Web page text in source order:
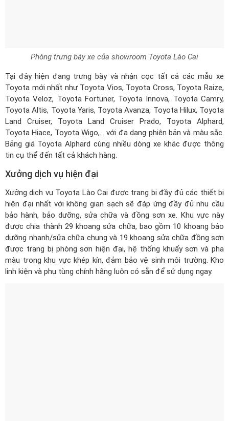
Phòng trưng bày xe của showroom Toyota Lào Cai
Tại đây hiện đang trưng bày và nhận cọc tất cả các mẫu xe
Toyota mới nhất như Toyota Vios, Toyota Cross, Toyota Raize,
Toyota Veloz, Toyota Fortuner, Toyota Innova, Toyota Camry,
Toyota Altis, Toyota Yaris, Toyota Avanza, Toyota Hilux, Toyota
Land Cruiser, Toyota Land Cruiser Prado, Toyota Alphard,
Toyota Hiace, Toyota Wigo,... với đa dạng phiên bản và màu sắc.
Bảng giá Toyota Alphard cùng nhiều dòng xe khác được thông
tin cụ thể đến tất cả khách hàng.
Xưởng dịch vụ hiện đại
Xưởng dịch vụ Toyota Lào Cai được trang bị đầy đủ các thiết bị
hiện đại nhất với không gian sạch sẽ đáp ứng đầy đủ nhu cầu
bảo hành, bảo dưỡng, sửa chữa và đồng sơn xe. Khu vực này
được chia thành 29 khoang sửa chữa, bao gồm 10 khoang bảo
dưỡng nhanh/sửa chữa chung và 19 khoang sửa chữa đồng sơn
được trang bị phòng sơn hiện đại, hệ thống khuấy sơn và pha
màu trong khu vực khép kín, đảm bảo vệ sinh môi trường. Kho
linh kiện và phụ tùng chính hãng luôn có sẵn để sử dụng ngay.